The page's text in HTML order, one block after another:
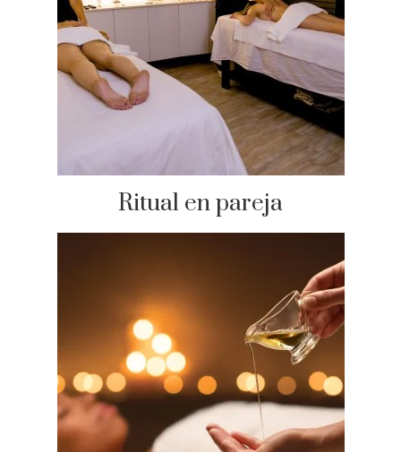
Ritual en pareja